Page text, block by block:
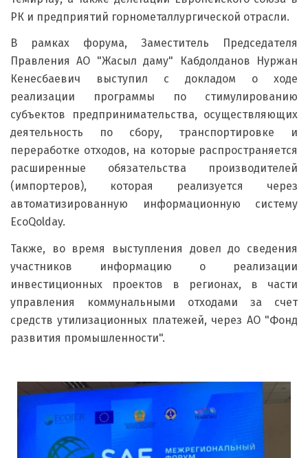
РК и предприятий горнометаллургической отрасли.
В рамках форума, Заместитель Председателя
Правления АО "Жасыл даму" Кабдолданов Нуржан
Кенесбаевич выступил с докладом о ходе
реализации программы по стимулированию
субъектов предпринимательства, осуществляющих
деятельность по сбору, транспортировке и
переработке отходов, на которые распространяется
расширенные обязательства производителей
(импортеров), которая реализуется через
автоматизированную информационную систему
EcoQolday.
Также, во время выступления довел до сведения
участников информацию о реализации
инвестиционных проектов в регионах, в части
управления коммунальными отходами за счет
средств утилизационных платежей, через АО "Фонд
развития промышленности".